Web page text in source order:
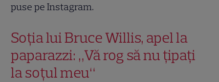
puse pe Instagram.
Soția lui Bruce Willis, apel la
paparazzi: „Vă rog să nu țipați
la soțul meu“